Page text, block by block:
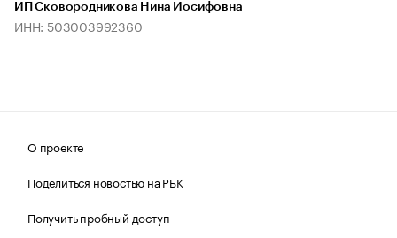
ИП Сковородникова Нина Иосифовна
ИНН: 503003992360
О проекте
Поделиться новостью на РБК
Получить пробный доступ